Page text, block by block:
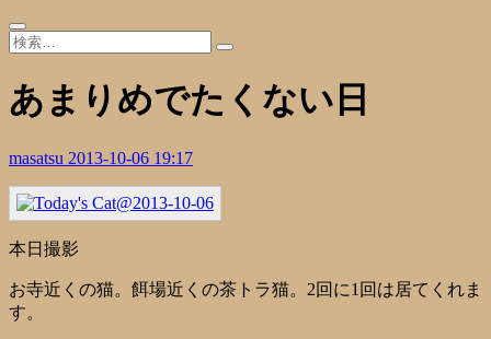
あまりめでたくない日
masatsu 2013-10-06 19:17
本日撮影
お寺近くの猫。餌場近くの茶トラ猫。2回に1回は居てくれま
す。